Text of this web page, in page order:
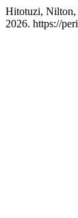
Hitotuzi, Nilton,
2026. https://